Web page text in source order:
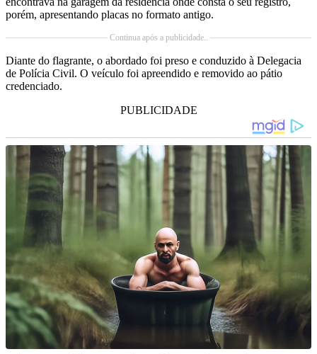
porém, apresentando placas no formato antigo.
Continua após a publicidade..
Diante do flagrante, o abordado foi preso e conduzido à Delegacia
de Polícia Civil. O veículo foi apreendido e removido ao pátio
credenciado.
PUBLICIDADE